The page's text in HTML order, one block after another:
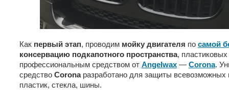
Как первый этап, проводим мойку двигателя по самой
консервацию подкапотного пространства,
профессиональным средством от Angelwax — Corona.
средство Coronaразработано для защиты всевозможных
пластик, стекла, шины.